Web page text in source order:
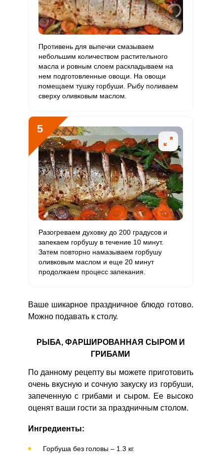
Хром 572.7 мкг 50 мкг 64.9 190.9
Цинк 11.1 мг 12 мг 5.2 15.4
Бор
Ванадий 139.8 мкг 20 мкг 39.6 116.5
Молибден 80.3 мкг 70 мкг 6.5 19.1
Противень для выпечки смазываем
небольшим количеством растительного
масла и ровным слоем раскладываем на
нем подготовленные овощи. На овощи
помещаем тушку горбуши. Рыбу поливаем
сверху оливковым маслом.
5
Разогреваем духовку до 200 градусов и
запекаем горбушу в течение 10 минут.
Затем повторно намазываем горбушу
оливковым маслом и еще 20 минут
продолжаем процесс запекания.
Ваше шикарное праздничное блюдо готово.
Можно подавать к столу.
РЫБА, ФАРШИРОВАННАЯ СЫРОМ И
ГРИБАМИ
По данному рецепту вы можете приготовить
очень вкусную и сочную закуску из горбуши,
запеченную с грибами и сыром. Ее высоко
оценят ваши гости за праздничным столом.
Ингредиенты:
Горбуша без головы – 1.3 кг.